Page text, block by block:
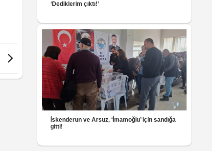
‘Dediklerim çıktı!’
İskenderun ve Arsuz, ‘İmamoğlu’ için sandığa
gitti!